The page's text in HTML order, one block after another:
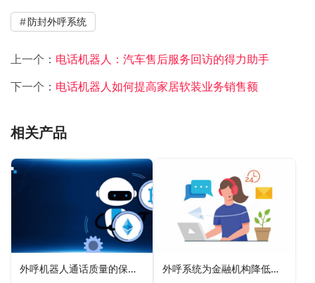
防封外呼系统
上一个： 电话机器人：汽车售后服务回访的得力助手
下一个： 电话机器人如何提高家居软装业务销售额
相关产品
外呼机器人通话质量的保证措施 外呼系统为金融机构降低不良贷款风险的策略